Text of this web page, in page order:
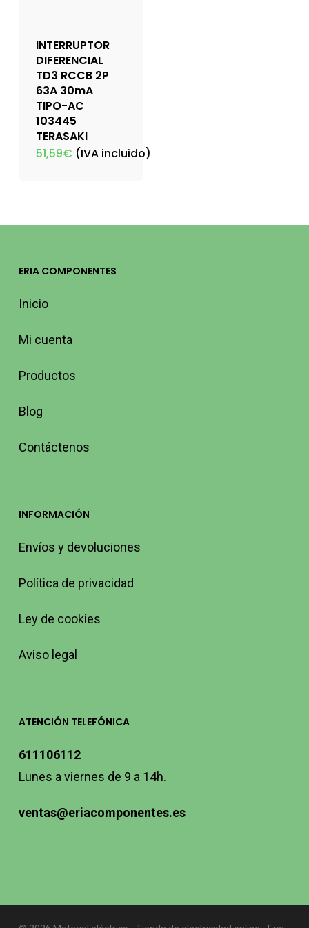
INTERRUPTOR
DIFERENCIAL
TD3 RCCB 2P
63A 30mA
TIPO-AC
103445
TERASAKI
51,59€ (IVA incluido)
ERIA COMPONENTES
Inicio
Mi cuenta
Productos
Blog
Contáctenos
INFORMACIÓN
Envíos y devoluciones
Política de privacidad
Ley de cookies
Aviso legal
ATENCIÓN TELEFÓNICA
611106112
Lunes a viernes de 9 a 14h.
ventas@eriacomponentes.es